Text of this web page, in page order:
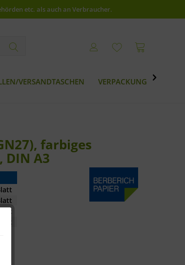
etc. als auch an Verbraucher.
VERSANDTASCHEN VERPACKUNG 
farbiges
DIN A3